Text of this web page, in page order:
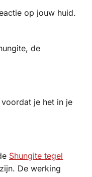
op jouw huid.
de
je het in je
Shungite tegel
De werking